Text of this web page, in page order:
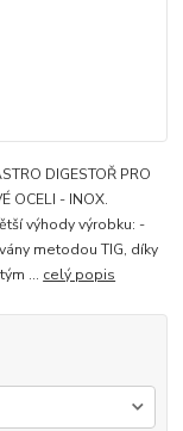
DIGESTOŘ PRO
OCELI - INOX.
výhody výrobku: -
metodou TIG, díky
... celý popis